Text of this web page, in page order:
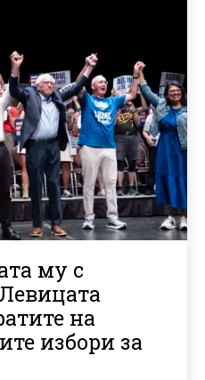
му с
на
избори за